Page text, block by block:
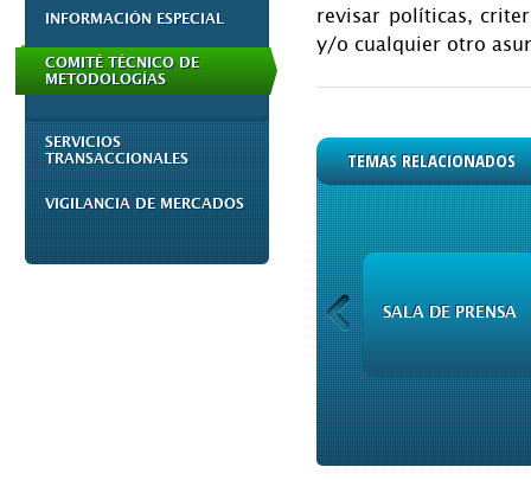
INFORMACIÓN ESPECIAL
COMITÉ TÉCNICO DE
METODOLOGÍAS
SERVICIOS
TRANSACCIONALES
VIGILANCIA DE MERCADOS
revisar políticas,
y/o cualquier otro
TEMAS RELACIONADOS
SALA DE PRENSA